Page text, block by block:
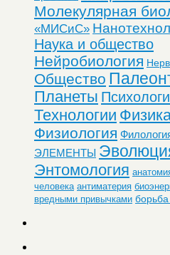
Молекулярная
«МИСиС»
Наука и общество
Нейробиология
Общество
Планеты
Технологии
Физиология
ЭЛЕМЕНТЫ
Энтомология
человека антиматерия
вредными привычками